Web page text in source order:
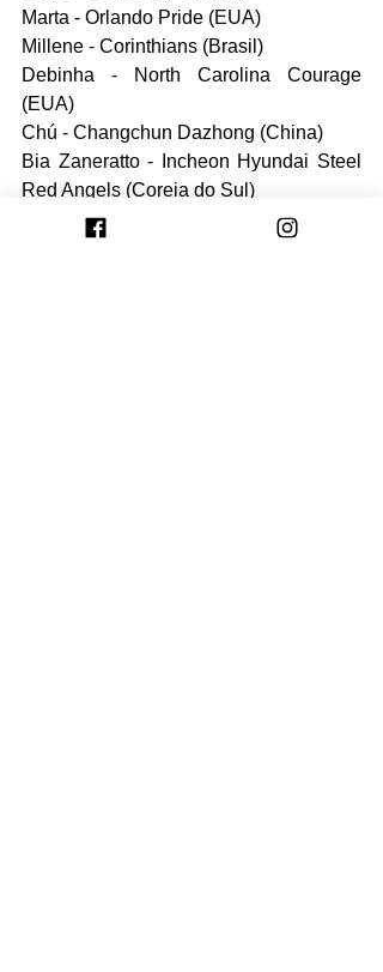
Marta - Orlando Pride (EUA)
Millene - Corinthians (Brasil)
Debinha - North Carolina Courage
(EUA)
Chú - Changchun Dazhong (China)
Bia Zaneratto - Incheon Hyundai Steel
Red Angels (Coreia do Sul)
Ludmila - Atlético de Madrid (Espanha)